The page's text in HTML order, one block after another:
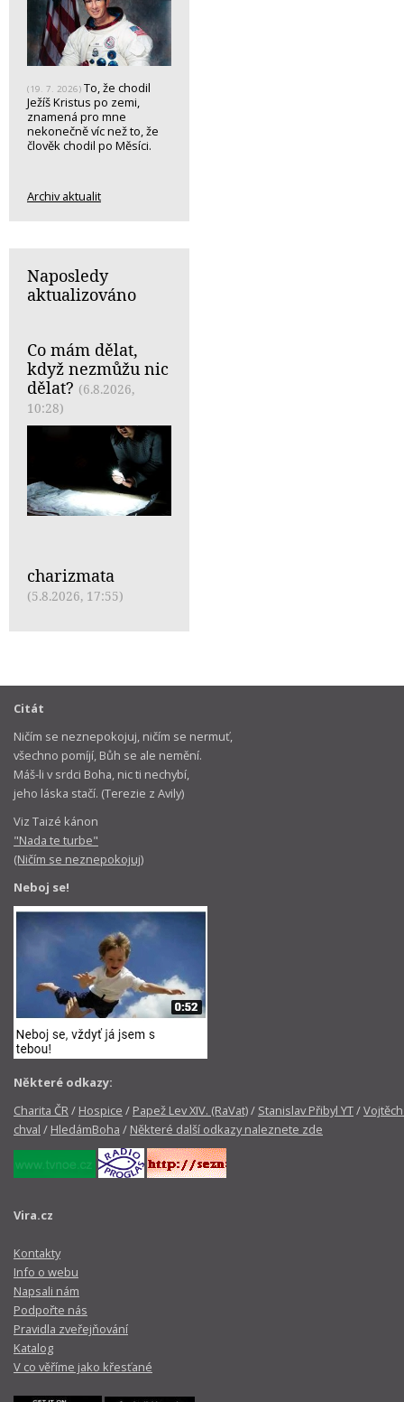
(19. 7. 2026) To, že chodil
Ježíš Kristus po zemi,
znamená pro mne
nekonečně víc než to, že
člověk chodil po Měsíci.
Archiv aktualit
Naposledy
aktualizováno
Co mám dělat,
když nezmůžu nic
dělat? (6.8.2026,
10:28)
charizmata
(5.8.2026, 17:55)
Citát
Ničím se neznepokojuj, ničím se nermuť,
všechno pomíjí, Bůh se ale nemění.
Máš-li v srdci Boha, nic ti nechybí,
jeho láska stačí. (Terezie z Avily)
Viz Taizé kánon
"Nada te turbe"
(Ničím se neznepokojuj)
Neboj se!
Některé odkazy:
Charita ČR/ Hospice / Papež Lev XIV. (RaVat)/ Stanislav Přibyl YT/
chval / HledámBoha / Některé další odkazy naleznete zde
Vira.cz
Kontakty
Info o webu
Napsali nám
Podpořte nás
Pravidla zveřejňování
Katalog
V co věříme jako křesťané